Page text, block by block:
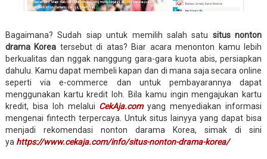
Bagaimana? Sudah siap untuk memilih salah satu situs nonton
drama Korea tersebut di atas? Biar acara menonton kamu lebih
berkualitas dan nggak nanggung gara-gara kuota abis, persiapkan
dahulu. Kamu dapat membeli kapan dan di mana saja secara online
seperti via e-commerce dan untuk pembayarannya dapat
menggunakan kartu kredit loh. Bila kamu ingin mengajukan kartu
kredit, bisa loh melalui CekAja.comyang menyediakan informasi
mengenai fintecth terpercaya. Untuk situs lainyya yang dapat bisa
menjadi rekomendasi nonton darama Korea, simak di sini
ya https://www.cekaja.com/info/situs-nonton-drama-korea/